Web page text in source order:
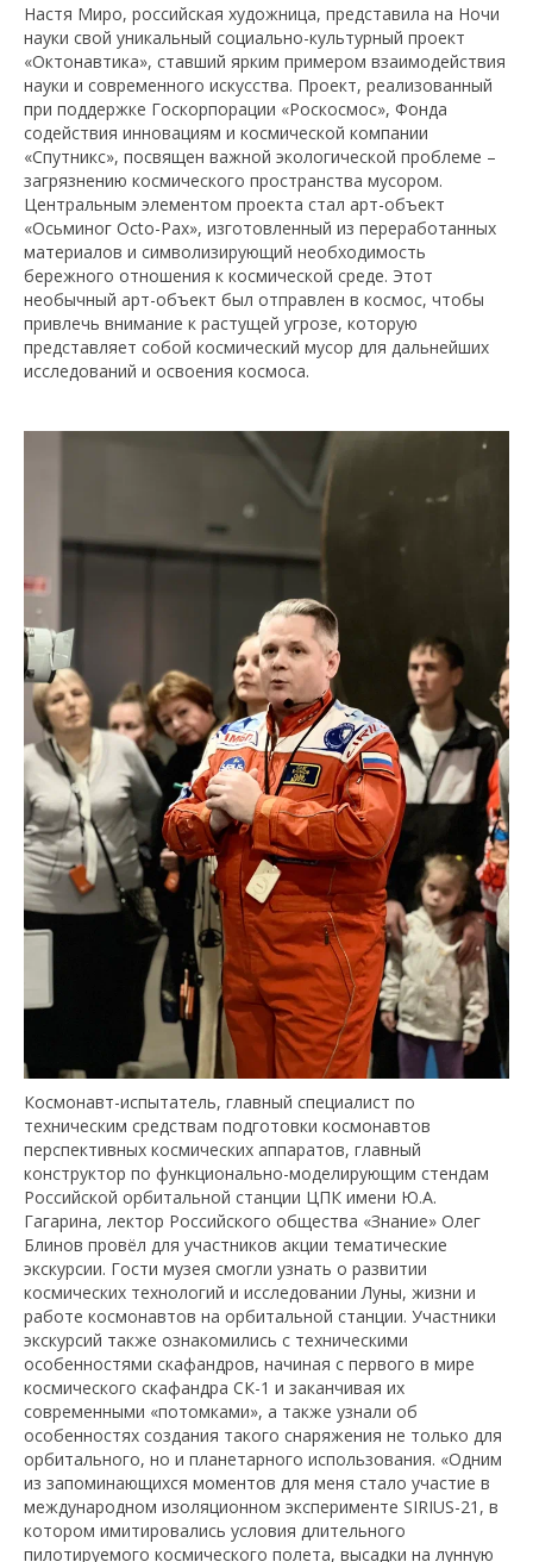
Настя Миро, российская художница, представила на Ночи
науки свой уникальный социально-культурный проект
«Октонавтика», ставший ярким примером взаимодействия
науки и современного искусства. Проект, реализованный
при поддержке Госкорпорации «Роскосмос», Фонда
содействия инновациям и космической компании
«Спутникс», посвящен важной экологической проблеме –
загрязнению космического пространства мусором.
Центральным элементом проекта стал арт-объект
«Осьминог Octo-Pax», изготовленный из переработанных
материалов и символизирующий необходимость
бережного отношения к космической среде. Этот
необычный арт-объект был отправлен в космос, чтобы
привлечь внимание к растущей угрозе, которую
представляет собой космический мусор для дальнейших
исследований и освоения космоса.
Космонавт-испытатель, главный специалист по
техническим средствам подготовки космонавтов
перспективных космических аппаратов, главный
конструктор по функционально-моделирующим стендам
Российской орбитальной станции ЦПК имени Ю.А.
Гагарина, лектор Российского общества «Знание» Олег
Блинов провёл для участников акции тематические
экскурсии. Гости музея смогли узнать о развитии
космических технологий и исследовании Луны, жизни и
работе космонавтов на орбитальной станции. Участники
экскурсий также ознакомились с техническими
особенностями скафандров, начиная с первого в мире
космического скафандра СК-1 и заканчивая их
современными «потомками», а также узнали об
особенностях создания такого снаряжения не только для
орбитального, но и планетарного использования. «Одним
из запоминающихся моментов для меня стало участие в
международном изоляционном эксперименте SIRIUS-21, в
котором имитировались условия длительного
пилотируемого космического полета, высадки на лунную